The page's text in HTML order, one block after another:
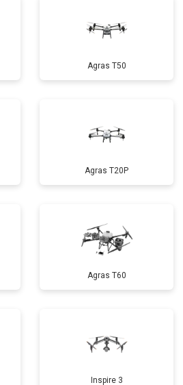
Agras T50
Agras T20P
Agras T60
Inspire 3